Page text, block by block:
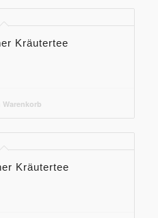
Kräutertee
Warenkorb
Kräutertee